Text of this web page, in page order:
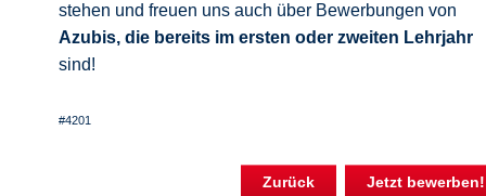
stehen und freuen uns auch über Bewerbungen von
Azubis, die bereits im ersten oder zweiten Lehrjahr
sind!
#4201
Zurück Jetzt bewerben!